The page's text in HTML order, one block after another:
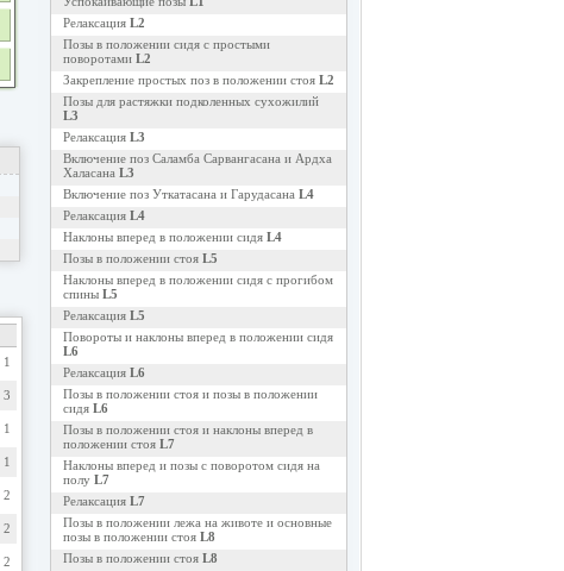
1
3
1
1
2
2
2
Релаксация L2
Позы в положении сидя с простыми
поворотами L2
Закрепление простых поз в положении стоя L2
Позы для растяжки подколенных сухожилий
L3
Релаксация L3
Включение поз Саламба Сарвангасана и Ардха
Халасана L3
Включение поз Уткатасана и Гарудасана L4
Релаксация L4
Наклоны вперед в положении сидя L4
Позы в положении стоя L5
Наклоны вперед в положении сидя с прогибом
спины L5
Релаксация L5
Повороты и наклоны вперед в положении сидя
L6
Релаксация L6
Позы в положении стоя и позы в положении
сидя L6
Позы в положении стоя и наклоны вперед в
положении стоя L7
Наклоны вперед и позы с поворотом сидя на
полу L7
Релаксация L7
Позы в положении лежа на животе и основные
позы в положении стоя L8
Позы в положении стоя L8